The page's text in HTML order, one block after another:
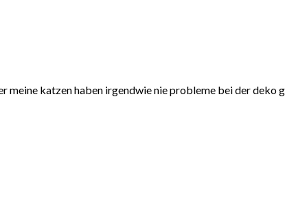
katzen haben irgendwie nie probleme bei der deko